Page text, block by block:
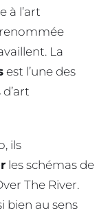
à l’art
La
est l’une des
ils
les schémas de
The River.
bien au sens